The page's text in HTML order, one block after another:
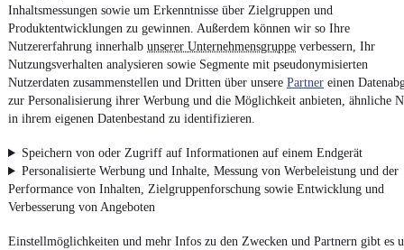
Inhaltsmessungen sowie um Erkenntnisse über Zielgruppen und
Produktentwicklungen zu gewinnen. Außerdem können wir so Ihre
Nutzererfahrung innerhalb unserer Unternehmensgruppe verbessern, Ihr
Nutzungsverhalten analysieren sowie Segmente mit pseudonymisierten
Nutzerdaten zusammenstellen und Dritten über unsere Partner einen
zur Personalisierung ihrer Werbung und die Möglichkeit anbieten, ähnliche
in ihrem eigenen Datenbestand zu identifizieren.
Speichern von oder Zugriff auf Informationen auf einem Endgerät
Personalisierte Werbung und Inhalte, Messung von Werbeleistung und der
Performance von Inhalten, Zielgruppenforschung sowie Entwicklung und
Verbesserung von Angeboten
Einstellmöglichkeiten und mehr Infos zu den Zwecken und Partnern gibt es
¹MwSt. ausweisbar
Nutze mobile.de schnell und einfach
App installieren